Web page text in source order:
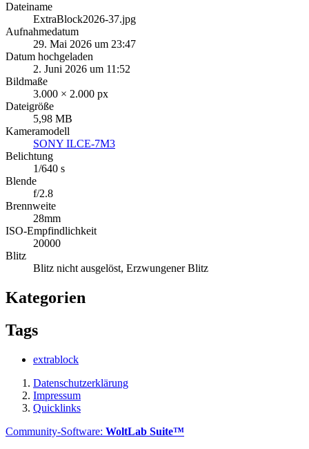
Dateiname
ExtraBlock2026-37.jpg
Aufnahmedatum
29. Mai 2026 um 23:47
Datum hochgeladen
2. Juni 2026 um 11:52
Bildmaße
3.000 × 2.000 px
Dateigröße
5,98 MB
Kameramodell
SONY ILCE-7M3
Belichtung
1/640 s
Blende
f/2.8
Brennweite
28mm
ISO-Empfindlichkeit
20000
Blitz
Blitz nicht ausgelöst, Erzwungener Blitz
Kategorien
Tags
extrablock
Datenschutzerklärung
Impressum
Quicklinks
Community-Software: WoltLab Suite™